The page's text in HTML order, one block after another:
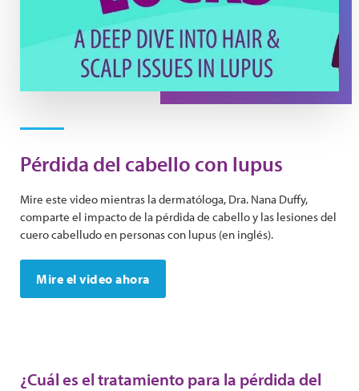
Play Video
Pérdida del cabello con lupus
Mire este video mientras la dermatóloga, Dra. Nana Duffy,
comparte el impacto de la pérdida de cabello y las lesiones del
cuero cabelludo en personas con lupus (en inglés).
Mire el video ahora
¿Cuál es el tratamiento para la pérdida del